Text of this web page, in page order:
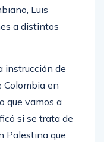
Luis
a distintos
instrucción de
Colombia en
que vamos a
si se trata de
Palestina que